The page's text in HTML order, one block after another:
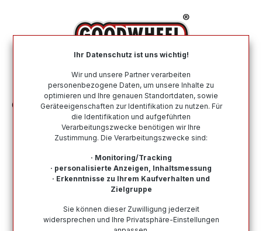
Ganzjahresreifen Nach Größe 185 80 R14
Ganzjahresreifen in der Größe 185 80
Bei Goodwheel finden Sie Ganzjahresreifen
renommierter Top-Hersteller in der Größe 185 80 R14 .
Reifenprofis & Kauf auf Rechnung möglich!
Ihr Datenschutz ist uns wichtig!
Wir und unsere Partner verarbeiten
personenbezogene Daten, um unsere Inhalte zu
optimieren und Ihre genauen Standortdaten, sowie
Geräteeigenschaften zur Identifikation zu nutzen. Für
die Identifikation und aufgeführten
Verarbeitungszwecke benötigen wir Ihre
Zustimmung. Die Verarbeitungszwecke sind:
· Monitoring/Tracking
· personalisierte Anzeigen, Inhaltsmessung
· Erkenntnisse zu Ihrem Kaufverhalten und
Zielgruppe
Sie können dieser Zuwilligung jederzeit
widersprechen und Ihre Privatsphäre-Einstellungen